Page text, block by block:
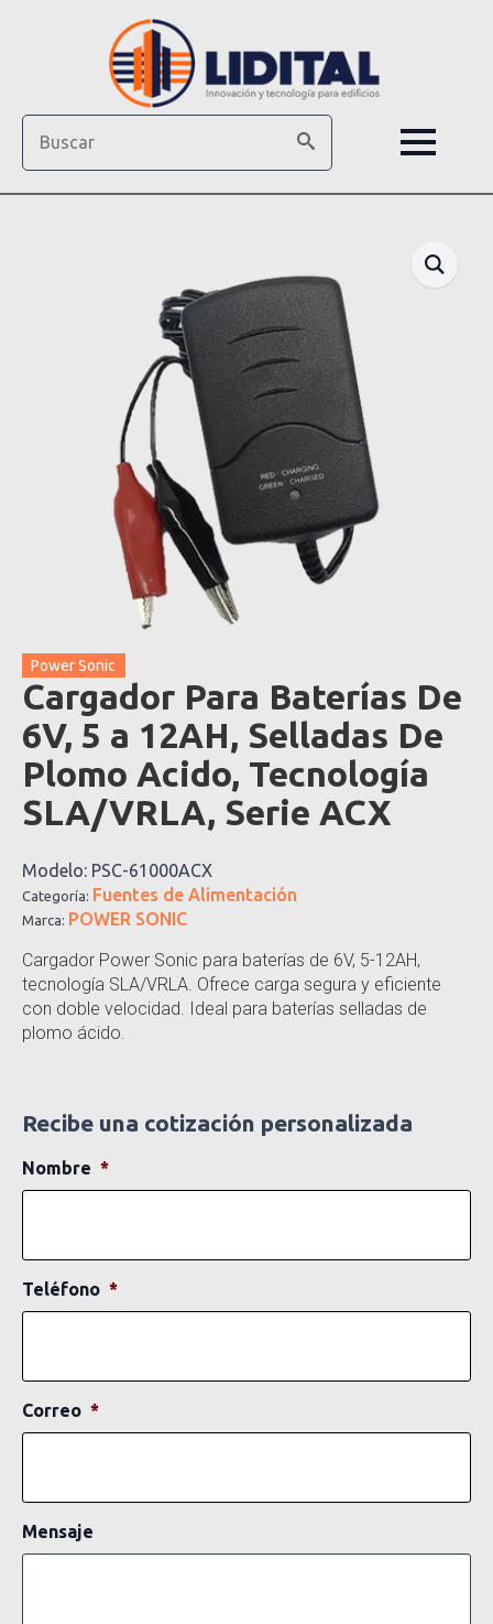
Power Sonic
Cargador Para Baterías De
6V, 5 a 12AH, Selladas De
Plomo Acido, Tecnología
SLA/VRLA, Serie ACX
Modelo: PSC-61000ACX
Categoría: Fuentes de Alimentación
Marca: POWER SONIC
Cargador Power Sonic para baterías de 6V, 5-12AH,
tecnología SLA/VRLA. Ofrece carga segura y eficiente
con doble velocidad. Ideal para baterías selladas de
plomo ácido.
Recibe una cotización personalizada
Nombre *
Teléfono *
Correo *
Mensaje